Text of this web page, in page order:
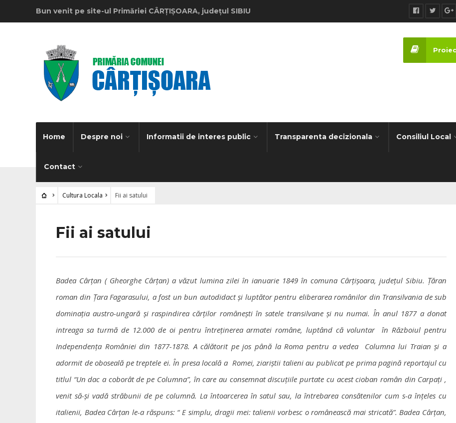
Bun venit pe site-ul Primăriei CÂRȚIȘOARA, județul SIBIU
Home Despre noi Informatii de interes public Transparenta decizionala Consiliul Local
Contact
Cultura Locala Fii ai satului
Fii ai satului
Badea Cârțan ( Gheorghe Cârțan) a văzut lumina zilei în ianuarie 1849 în comuna Cârțișoara, județul Sibiu. Țăran
roman din Țara Fagarasului, a fost un bun autodidact și luptător pentru eliberarea românilor din Transilvania de sub
dominația austro-ungară și raspindirea cărților românești în satele transilvane și nu numai. În anul 1877 a donat
intreaga sa turmă de 12.000 de oi pentru întreținerea armatei române, luptând că voluntar în Războiul pentru
Independența României din 1877-1878. A călătorit pe jos până la Roma pentru a vedea Columna lui Traian și a
adormit de oboseală pe treptele ei. În presa locală a Romei, ziariștii talieni au publicat pe prima pagină reportajul cu
titlul “Un dac a coborât de pe Columna”, în care au consemnat discuțiile purtate cu acest cioban român din Carpați ,
venit să-și vadă străbunii de pe columnă. La întoarcerea în satul sau, la întrebarea consătenilor cum s-a înțeles cu
italienii, Badea Cârțan le-a răspuns: “ E simplu, dragii mei: talienii vorbesc o românească mai stricată”. Badea Cârțan,